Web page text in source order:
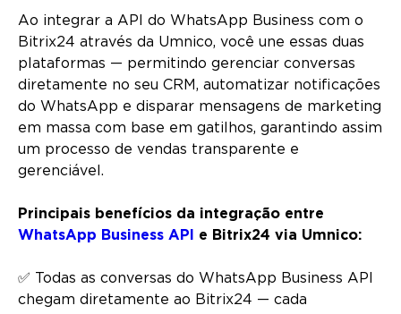
Ao integrar a API do WhatsApp Business com o
Bitrix24 através da Umnico, você une essas duas
plataformas — permitindo gerenciar conversas
diretamente no seu CRM, automatizar notificações
do WhatsApp e disparar mensagens de marketing
em massa com base em gatilhos, garantindo assim
um processo de vendas transparente e
gerenciável.
Principais benefícios da integração entre
WhatsApp Business API
e Bitrix24 via Umnico:
✅ Todas as conversas do WhatsApp Business API
chegam diretamente ao Bitrix24 — cada